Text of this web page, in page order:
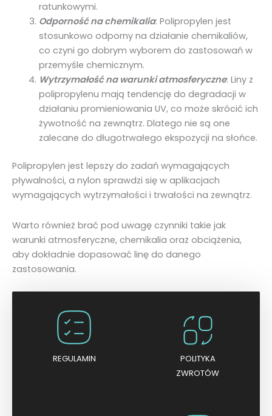
ratunkowymi.
Odporność na chemikalia: Polipropylen jest
stosunkowo odporny na działanie chemikaliów,
co czyni go dobrym wyborem do zastosowań w
przemyśle chemicznym.
Wytrzymałość na warunki atmosferyczne: Liny z
polipropylenu mają tendencję do degradacji w
działaniu promieniowania UV, co może skrócić ich
żywotność na zewnątrz. Dlatego nie są one
zalecane do długotrwałego ekspozycji na słońce.
Polipropylen jest lepszy do zadań wymagających
pływalności, a nylon sprawdzi się w aplikacjach
wymagających wytrzymałości i trwałości na zewnątrz.
Warto również brać pod uwagę czynniki takie jak
warunki atmosferyczne, chemikalia oraz obciążenia,
aby dokładnie dopasować linę do danego
zastosowania.
REGULAMIN
POLITYKA
ZWROTÓW